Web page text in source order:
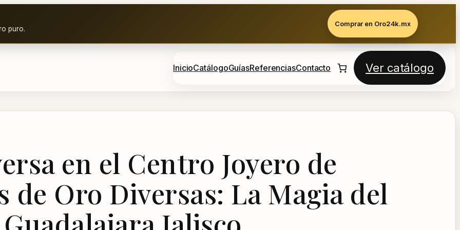
puro.
Comprar en Oro24k.mx
InicioCatálogoGuíasReferenciasContacto Ver catálogo
en el Centro Joyero de
de Oro Diversas: La Magia del